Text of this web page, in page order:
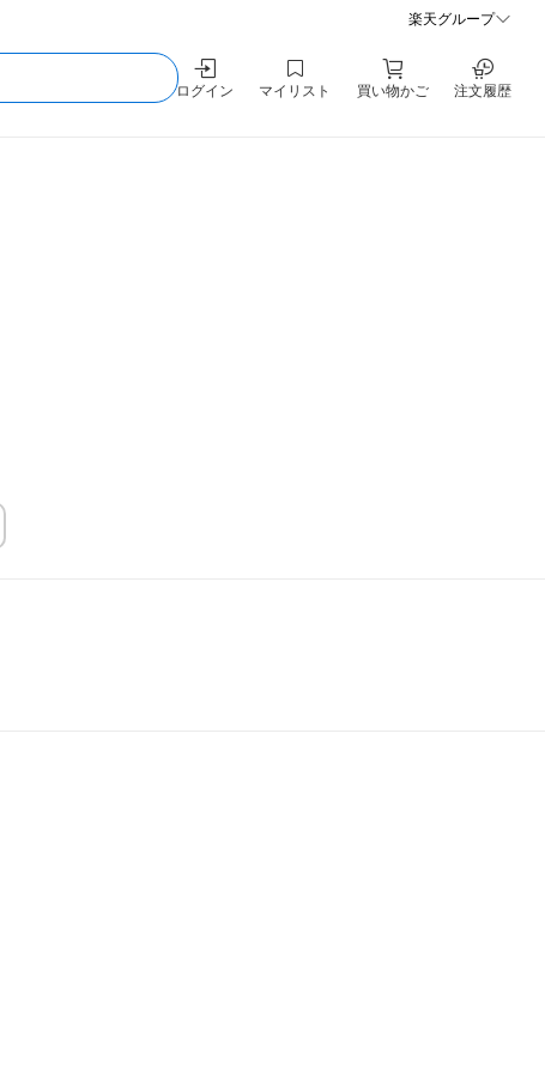
楽天グループ
ログイン マイリスト 買い物かご 注文履歴